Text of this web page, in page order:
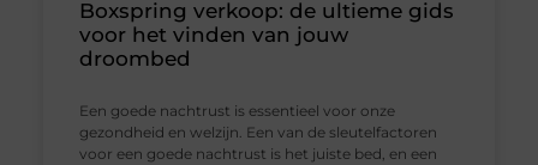
Boxspring verkoop: de ultieme gids
voor het vinden van jouw
droombed
Een goede nachtrust is essentieel voor onze
gezondheid en welzijn. Een van de sleutelfactoren
voor een goede nachtrust is het juiste bed, en een